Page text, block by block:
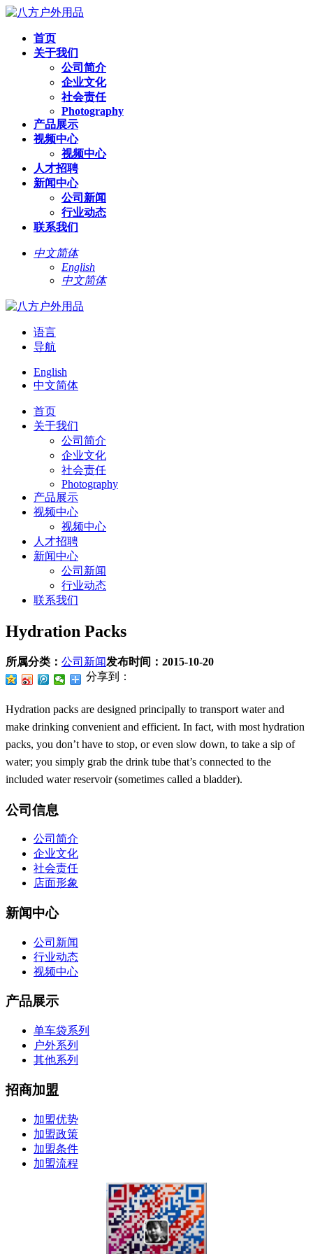
首页
关于我们
公司简介
企业文化
社会责任
Photography
产品展示
视频中心
视频中心
人才招聘
新闻中心
公司新闻
行业动态
联系我们
中文简体
English
中文简体
语言
导航
English
中文简体
首页
关于我们
公司简介
企业文化
社会责任
Photography
产品展示
视频中心
视频中心
人才招聘
新闻中心
公司新闻
行业动态
联系我们
Hydration Packs
所属分类： 公司新闻发布时间： 2015-10-20
分享到：
Hydration packs are designed principally to transport water and
make drinking convenient and efficient. In fact, with most hydration
packs, you don’t have to stop, or even slow down, to take a sip of
water; you simply grab the drink tube that’s connected to the
included water reservoir (sometimes called a bladder).
公司信息
公司简介
企业文化
社会责任
店面形象
新闻中心
公司新闻
行业动态
视频中心
产品展示
单车袋系列
户外系列
其他系列
招商加盟
加盟优势
加盟政策
加盟条件
加盟流程